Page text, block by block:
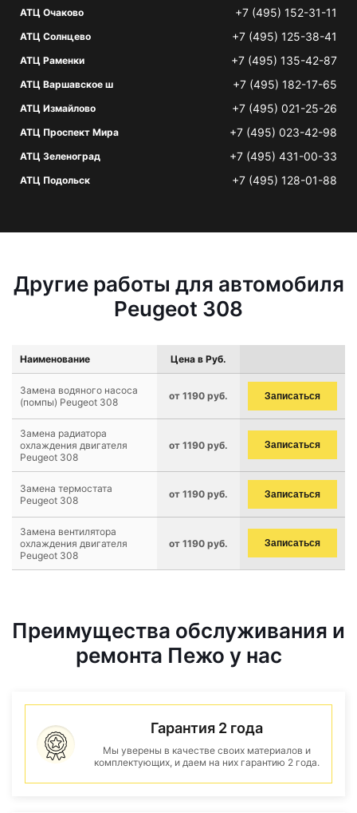
АТЦ Очаково +7 (495) 152-31-11
АТЦ Солнцево +7 (495) 125-38-41
АТЦ Раменки +7 (495) 135-42-87
АТЦ Варшавское ш +7 (495) 182-17-65
АТЦ Измайлово +7 (495) 021-25-26
АТЦ Проспект Мира +7 (495) 023-42-98
АТЦ Зеленоград +7 (495) 431-00-33
АТЦ Подольск +7 (495) 128-01-88
Другие работы для автомобиля
Peugeot 308
Наименование Цена в Руб.
Замена водяного насоса
(помпы) Peugeot 308
от 1190 руб. Записаться
Замена радиатора
охлаждения двигателя
Peugeot 308
от 1190 руб. Записаться
Замена термостата
Peugeot 308
от 1190 руб. Записаться
Замена вентилятора
охлаждения двигателя
Peugeot 308
от 1190 руб. Записаться
Преимущества обслуживания и
ремонта Пежо у нас
Гарантия 2 года
Мы уверены в качестве своих материалов и
комплектующих, и даем на них гарантию 2 года.